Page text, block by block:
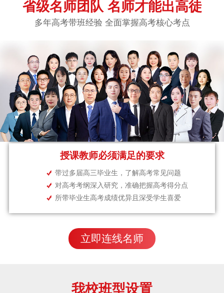
省级名师团队 名师才能出高徒
多年高考带班经验 全面掌握高考核心考点
授课教师必须满足的要求
带过多届高三毕业生，了解高考常见问题
对高考考纲深入研究，准确把握高考得分点
所带毕业生高考成绩优异且深受学生喜爱
立即连线名师
我校班型设置